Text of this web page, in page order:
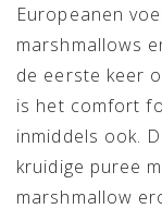
Europeanen
marshmallows
de eerste keer
is het comfort
inmiddels ook.
kruidige puree
marshmallow